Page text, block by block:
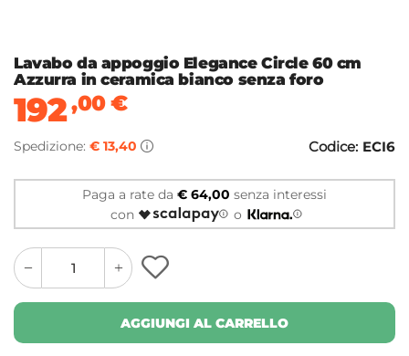
Lavabo da appoggio Elegance Circle 60 cm
Azzurra in ceramica bianco senza foro
192,00€
Spedizione: € 13,40 Codice: ECI6
Paga a rate da € 64,00 senza interessi
con
o
quantity
button
quantity
minus
button
AGGIUNGI AL CARRELLO